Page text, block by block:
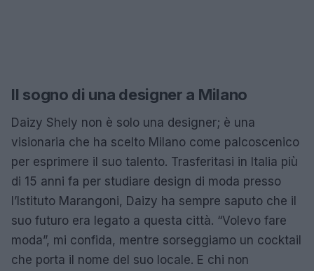
Il sogno di una designer a Milano
Daizy Shely non è solo una designer; è una
visionaria che ha scelto Milano come palcoscenico
per esprimere il suo talento. Trasferitasi in Italia più
di 15 anni fa per studiare design di moda presso
l’Istituto Marangoni, Daizy ha sempre saputo che il
suo futuro era legato a questa città. “Volevo fare
moda”, mi confida, mentre sorseggiamo un cocktail
che porta il nome del suo locale. E chi non